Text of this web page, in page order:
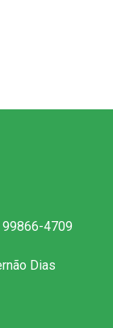
4709
Dias